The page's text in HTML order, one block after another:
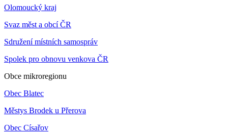
Olomoucký kraj
Svaz měst a obcí ČR
Sdružení místních samospráv
Spolek pro obnovu venkova ČR
Obce mikroregionu
Obec Blatec
Městys Brodek u Přerova
Obec Císařov